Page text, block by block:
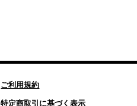
ご利用規約
特定商取引に基づく表示